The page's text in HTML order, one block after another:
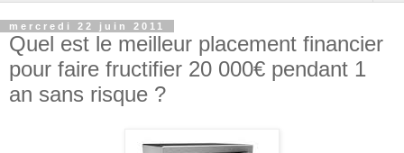
mercredi 22 juin 2011
Quel est le meilleur placement financier
pour faire fructifier 20 000€ pendant 1
an sans risque ?